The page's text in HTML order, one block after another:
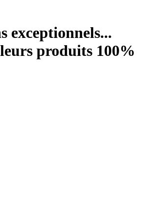
exceptionnels...
produits 100%